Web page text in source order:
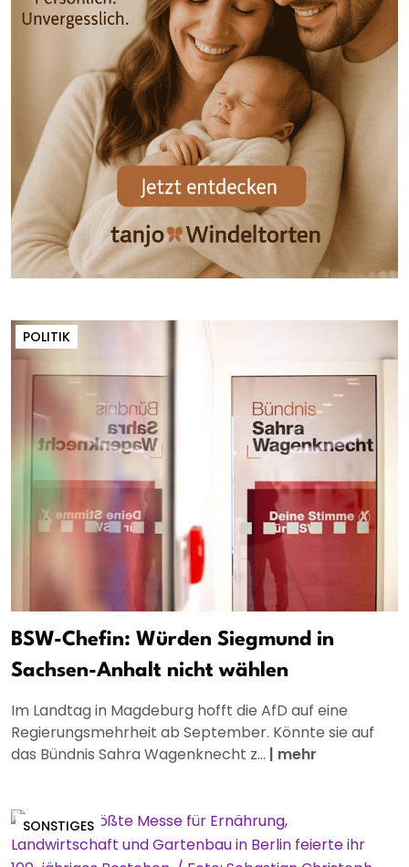
POLITIK
BSW-Chefin: Würden Siegmund in
Sachsen-Anhalt nicht wählen
Im Landtag in Magdeburg hofft die AfD auf eine
Regierungsmehrheit ab September. Könnte sie auf
das Bündnis Sahra Wagenknecht z... | mehr
SONSTIGES